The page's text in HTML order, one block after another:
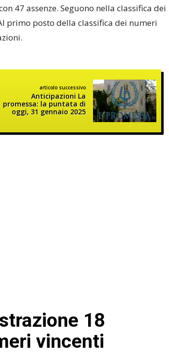
47 assenze. Seguono nella classifica dei
primo posto della classifica dei numeri
articolo successivo
Anticipazioni La
promessa: la puntata di
oggi, 31 gennaio 2025
18
vincenti